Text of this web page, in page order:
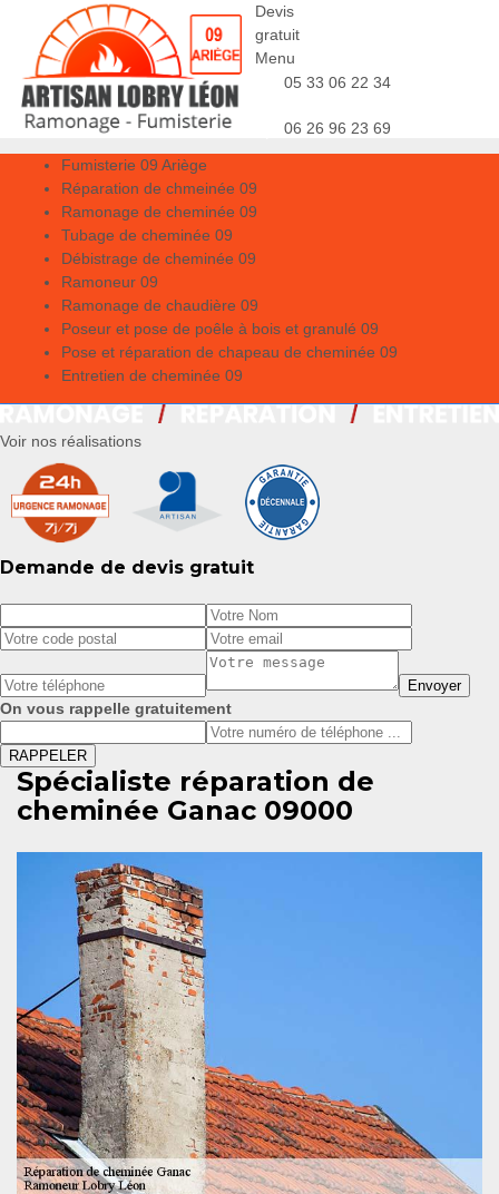
Devis
gratuit
Menu
05 33 06 22 34
06 26 96 23 69
Fumisterie 09 Ariège
Réparation de chmeinée 09
Ramonage de cheminée 09
Tubage de cheminée 09
Débistrage de cheminée 09
Ramoneur 09
Ramonage de chaudière 09
Poseur et pose de poêle à bois et granulé 09
Pose et réparation de chapeau de cheminée 09
Entretien de cheminée 09
Voir nos réalisations
Demande de devis gratuit
On vous rappelle gratuitement
Spécialiste réparation de
cheminée Ganac 09000